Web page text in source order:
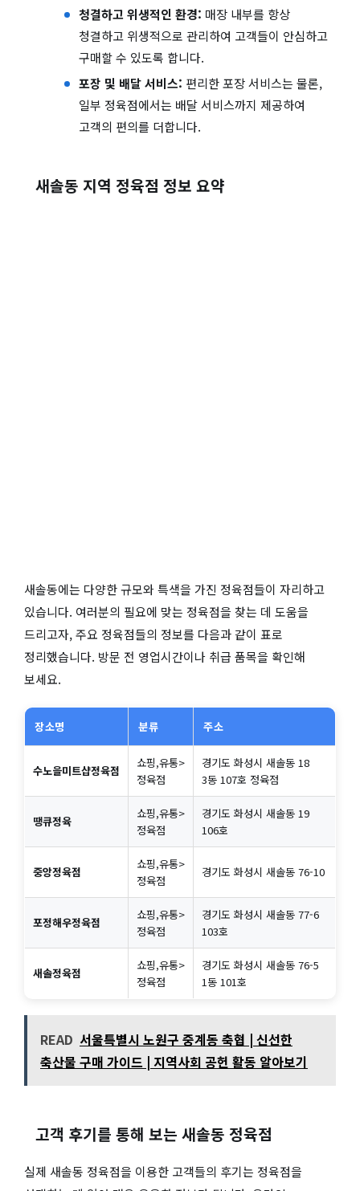
청결하고 위생적인 환경: 매장 내부를 항상
청결하고 위생적으로 관리하여 고객들이 안심하고
구매할 수 있도록 합니다.
포장 및 배달 서비스: 편리한 포장 서비스는 물론,
일부 정육점에서는 배달 서비스까지 제공하여
고객의 편의를 더합니다.
새솔동 지역 정육점 정보 요약
새솔동에는 다양한 규모와 특색을 가진 정육점들이 자리하고
있습니다. 여러분의 필요에 맞는 정육점을 찾는 데 도움을
드리고자, 주요 정육점들의 정보를 다음과 같이 표로
정리했습니다. 방문 전 영업시간이나 취급 품목을 확인해
보세요.
장소명 분류 주소
수노을미트샵정육점
쇼핑,유통>
정육점
경기도 화성시 새솔동 18
3동 107호 정육점
땡큐정육
쇼핑,유통>
정육점
경기도 화성시 새솔동 19
106호
중앙정육점
쇼핑,유통>
정육점
경기도 화성시 새솔동 76-10
포정해우정육점
쇼핑,유통>
정육점
경기도 화성시 새솔동 77-6
103호
새솔정육점
쇼핑,유통>
정육점
경기도 화성시 새솔동 76-5
1동 101호
READ 서울특별시 노원구 중계동 축협 | 신선한
축산물 구매 가이드 | 지역사회 공헌 활동 알아보기
고객 후기를 통해 보는 새솔동 정육점
실제 새솔동 정육점을 이용한 고객들의 후기는 정육점을